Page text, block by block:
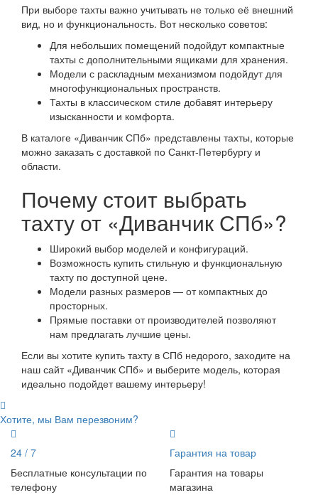
При выборе тахты важно учитывать не только её внешний
вид, но и функциональность. Вот несколько советов:
Для небольших помещений подойдут компактные
тахты с дополнительными ящиками для хранения.
Модели с раскладным механизмом подойдут для
многофункциональных пространств.
Тахты в классическом стиле добавят интерьеру
изысканности и комфорта.
В каталоге «Диванчик СПб» представлены тахты, которые
можно заказать с доставкой по Санкт-Петербургу и
области.
Почему стоит выбрать
тахту от «Диванчик СПб»?
Широкий выбор моделей и конфигураций.
Возможность купить стильную и функциональную
тахту по доступной цене.
Модели разных размеров — от компактных до
просторных.
Прямые поставки от производителей позволяют
нам предлагать лучшие цены.
Если вы хотите купить тахту в СПб недорого, заходите на
наш сайт «Диванчик СПб» и выберите модель, которая
идеально подойдет вашему интерьеру!
Хотите, мы Вам перезвоним?
24 / 7
Бесплатные консультации по
телефону
Гарантия на товар
Гарантия на товары
магазина